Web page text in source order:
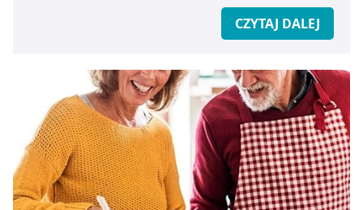
pozyskiwanie od Ciebie danych, które nie są niezbędne
dla funkcjonowania Strony. Będzie się to jednak wiązało
CZYTAJ DALEJ